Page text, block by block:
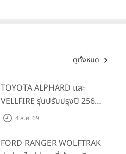
ดูทั้งหมด
TOYOTA ALPHARD และ
VELLFIRE รุ่นปรับปรุงปี 2569
พร้อมรุ่นย่อยใหม่ HEV
4 ส.ค. 69
FORD RANGER WOLFTRAK